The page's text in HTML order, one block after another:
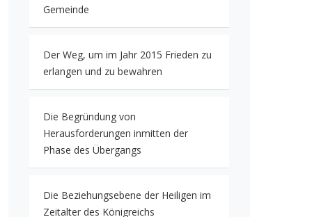
Gemeinde
Der Weg, um im Jahr 2015 Frieden zu
erlangen und zu bewahren
Die Begründung von
Herausforderungen inmitten der
Phase des Übergangs
Die Beziehungsebene der Heiligen im
Zeitalter des Königreichs